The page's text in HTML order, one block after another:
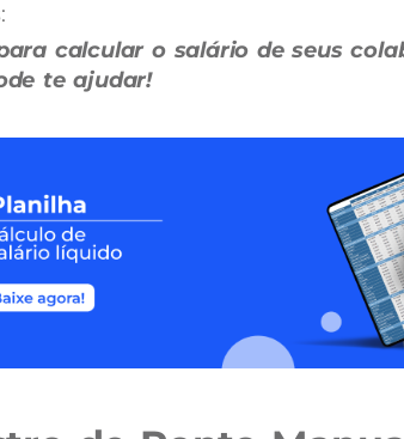
calcular o salário de seus
te ajudar!